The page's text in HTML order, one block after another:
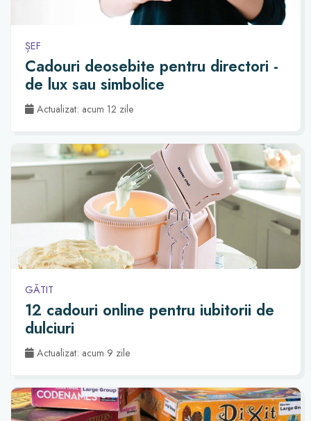
ȘEF
Cadouri deosebite pentru directori -
de lux sau simbolice
Actualizat: acum 12 zile
GĂTIT
12 cadouri online pentru iubitorii de
dulciuri
Actualizat: acum 9 zile